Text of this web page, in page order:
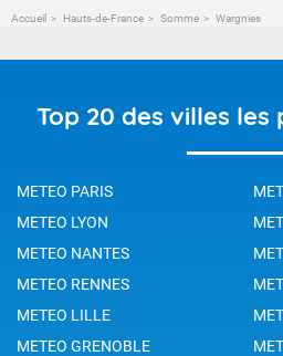
Accueil Hauts-de-France Somme Wargnies
Top 20 des villes les
METEO PARIS
METEO LYON
METEO NANTES
METEO RENNES
METEO LILLE
METEO GRENOBLE